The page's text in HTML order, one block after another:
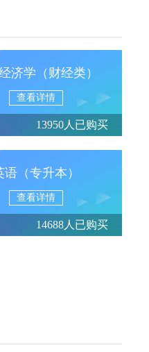
济学（财经类）
查看详情
13950人已购买
语（专升本）
查看详情
14688人已购买